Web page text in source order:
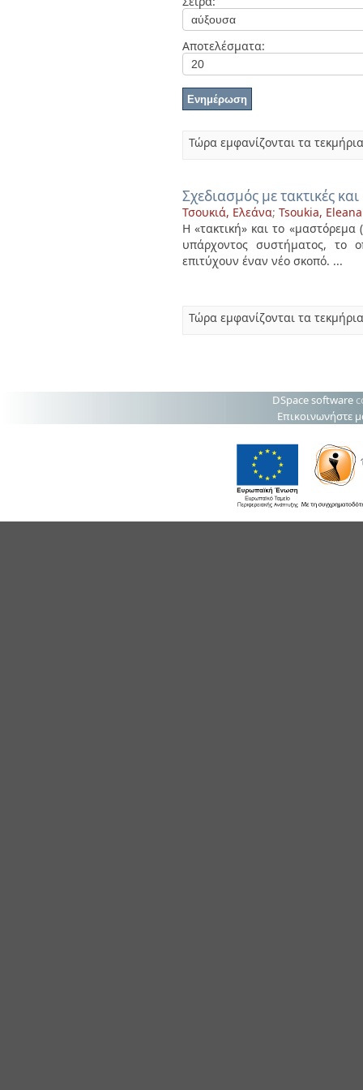
Αποτελέσματα:
Τώρα εμφανίζονται τα
Σχεδιασμός με τακτικές
Τσουκιά, Ελεάνα; Tsoukia, Eleana
Η «τακτική» και το
υπάρχοντος συστήματος, το
επιτύχουν έναν νέο σκοπό. ...
Τώρα εμφανίζονται τα
DSpace software
Επικοινωνήστε